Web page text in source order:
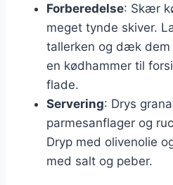
Forberedelse: Skær
meget tynde skiver.
tallerken og dæk dem
en kødhammer til
flade.
Servering: Drys
parmesanflager og
Dryp med olivenolie
med salt og peber.